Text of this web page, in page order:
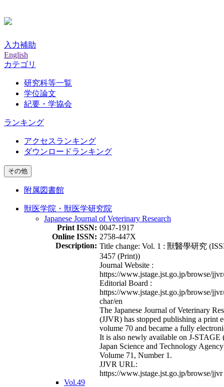
入力補助
English
カテゴリ
研究科等一覧
学位論文
紀要・学協会
ランキング
アクセスランキング
ダウンロードランキング
その他
附属図書館
獣医学院・獣医学研究院
Japanese Journal of Veterinary Research
Print ISSN: 0047-1917
Online ISSN: 2758-447X
Description: Title change: Vol. 1 : 獸醫學研究
3457 (Print))
Journal Website :
https://www.jstage.jst.go.jp/browse/
Editorial Board :
https://www.jstage.jst.go.jp/browse/
char/en
The Japanese Journal of Veterinary
(JJVR) has stopped publishing a print
volume 70 and became a fully
It is also newly available on J-STAGE
Japan Science and Technology
Volume 71, Number 1.
JJVR URL:
https://www.jstage.jst.go.jp/browse/jjvr
Vol.49